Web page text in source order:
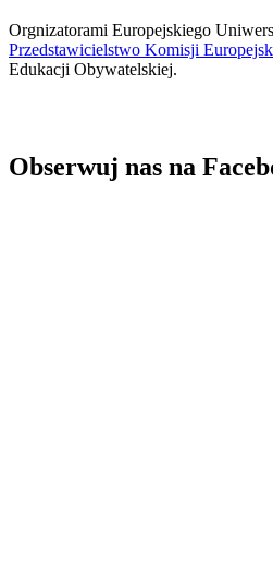
Orgnizatorami Europejskiego
Przedstawicielstwo Komisji
Edukacji Obywatelskiej.
Obserwuj nas na